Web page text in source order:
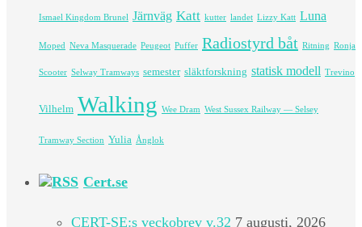
Ismael Kingdom Brunel Järnväg Katt kutter landet Lizzy Katt Luna
Moped Neva Masquerade Peugeot Puffer Radiostyrd båt Ritning Ronja
Scooter Selway Tramways semester släktforskning statisk modell Trevino
Vilhelm Walking Wee Dram West Sussex Railway — Selsey
Tramway Section Yulia Ånglok
Cert.se
CERT-SE:s veckobrev v.32 7 augusti, 2026